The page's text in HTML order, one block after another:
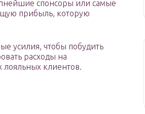
спонсоры или самые
прибыль, которую
усилия, чтобы побудить
расходы на
клиентов.